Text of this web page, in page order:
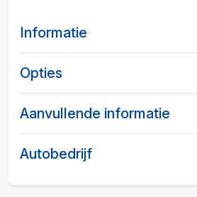
Informatie
Opties
Aanvullende informatie
Autobedrijf